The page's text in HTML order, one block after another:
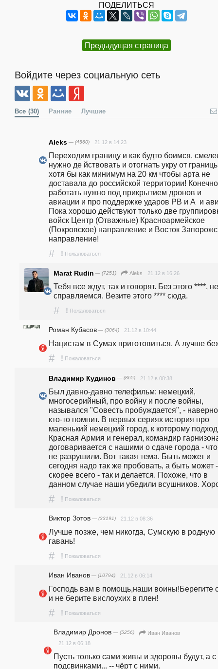
ПОДЕЛИТЬСЯ
Предыдущая страница
Войдите через социальную сеть
Все (30) Ранние Лучшие
Aleks — (4560) 21.12 в 14:23
Переходим границу и как будто боимся,
нужно де йствовать и отогнать укру от
хотя бы как минимум на 20 км чтобы арта не
доставала до российской территории! Конечно
работать нужно под прикрытием дронов и
авиации и про поддержке ударов РВ и А  и
Пока хорошо действуют только две
войск Центр (Отважные) Красноармейское
(Покровское) направление и Восток
направление!
# ! Пожаловаться
Marat Rudin — (7251) Aleks 21.12 в 16:26
Тебя все ждут, так и говорят. Без этого ****, не
справляемся. Везите этого **** сюда.
# ! Пожаловаться
Роман Кубасов — (3064) 21.12 в 10:44
Нацистам в Сумах приготовиться. А лучше
# ! Пожаловаться
Владимир Кудинов — (865) 21.12 в 08:38
Был давно-давно телефильм: немецкий,
многосерийный, про войну и после войны,
назывался "Совесть пробуждается", -
кто-то помнит. В первых сериях история про
маленький немецкий город, к которому
Красная Армия и генерал, командир
договаривается с нашими о сдаче города -
не разрушили. Вот такая тема. Быть может и
сегодня надо так же пробовать, а быть может
скорее всего - так и делается. Похоже, что в
данном случае наши убедили всушников.
# ! Пожаловаться
Виктор Зотов — (33191) 21.12 в 08:36
Лучше позже, чем никогда, Сумскую в родную
гавань!
# ! Пожаловаться
Иван Иванов — (10794) 21.12 в 06:14
Господь вам в помощь,наши воины!Берегите
и не берите вислоухих в плен!
# ! Пожаловаться
Владимир Дронов — (5256)
Иван Иванов
21.12 в 06:18
Пусть только сами живы и здоровы будут, а с
подсвинками... -- чёрт с ними.